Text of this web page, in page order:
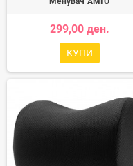
299,00 ден.
КУПИ